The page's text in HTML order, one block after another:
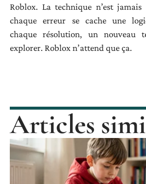
Roblox. La technique n’est
chaque erreur se cache une
chaque résolution, un nouveau
explorer. Roblox n’attend que ça.
Articles